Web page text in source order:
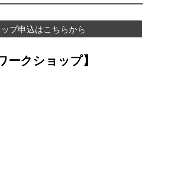
プ申込はこちらから
ークショップ】